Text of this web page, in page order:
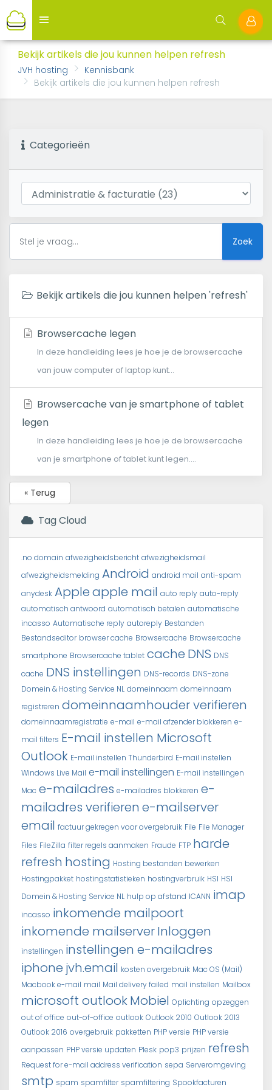
Bekijk artikels die jou kunnen helpen refresh
JVH hosting
Kennisbank
Bekijk artikels die jou kunnen helpen refresh
Categorieën
Zoek
Bekijk artikels die jou kunnen helpen 'refresh'
Browsercache legen
In deze handleiding lees je hoe je de browsercache
van jouw computer of laptop kunt...
Browsercache van je smartphone of tablet
legen
In deze handleiding lees je hoe je de browsercache
van je smartphone of tablet kunt legen....
« Terug
Tag Cloud
.no domain afwezigheidsbericht afwezigheidsmail
afwezigheidsmelding Android android mail anti-spam
anydesk Appleapple mail auto reply auto-reply
automatisch antwoord automatisch betalen automatische
incasso Automatische reply autoreply Bestanden
Bestandseditor browser cache Browsercache Browsercache
smartphone Browsercache tablet cache DNS DNS
cache DNS instellingen DNS-records DNS-zone
Domein & Hosting Service NL domeinnaam domeinnaam
registreren domeinnaamhouder verifieren
domeinnaamregistratie e-mail e-mail afzender blokkeren e-
mail filters E-mail instellen Microsoft
Outlook E-mail instellen Thunderbird E-mail instellen
Windows Live Mail e-mail instellingen E-mail instellingen
Mac e-mailadres e-mailadres blokkeren e-
mailadres verifieren e-mailserver
email factuur gekregen voor overgebruik File File Manager
Files FileZilla filter regels aanmaken Fraude FTP harde
refresh hosting Hosting bestanden bewerken
Hostingpakket hostingstatistieken hostingverbruik HSI HSI
Domein & Hosting Service NL hulp op afstand ICANN imap
incasso inkomende mailpoort
inkomende mailserverInloggen
instellingen instellingen e-mailadres
iphone jvh.email kosten overgebruik Mac OS (Mail)
Macbook e-mail mail Mail delivery failed mail instellen Mailbox
microsoft outlookMobiel Oplichting opzeggen
out of office out-of-office outlook Outlook 2010 Outlook 2013
Outlook 2016 overgebruik pakketten PHP versie PHP versie
aanpassen PHP versie updaten Plesk pop3 prijzen refresh
Request for e-mail address verification sepa Serveromgeving
smtp spam spamfilter spamfiltering Spookfacturen